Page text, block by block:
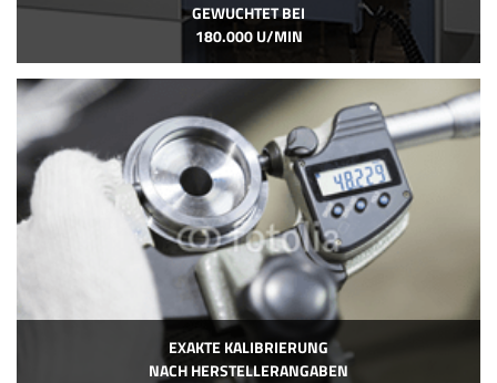
GEWUCHTET BEI
180.000 U/MIN
EXAKTE KALIBRIERUNG
NACH HERSTELLERANGABEN